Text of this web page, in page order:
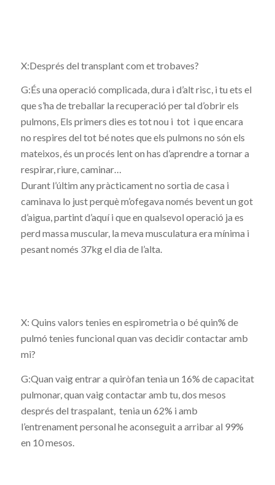
X:Després del transplant com et trobaves?
G:És una operació complicada, dura i d’alt risc, i tu ets el
que s’ha de treballar la recuperació per tal d’obrir els
pulmons, Els primers dies es tot nou i tot i que encara
no respires del tot bé notes que els pulmons no són els
mateixos, és un procés lent on has d’aprendre a tornar a
respirar, riure, caminar…
Durant l’últim any pràcticament no sortia de casa i
caminava lo just perquè m’ofegava només bevent un got
d’aigua, partint d’aquí i que en qualsevol operació ja es
perd massa muscular, la meva musculatura era mínima i
pesant només 37kg el dia de l’alta.
X: Quins valors tenies en espirometria o bé quin% de
pulmó tenies funcional quan vas decidir contactar amb
mi?
G:Quan vaig entrar a quiròfan tenia un 16% de capacitat
pulmonar, quan vaig contactar amb tu, dos mesos
després del traspalant, tenia un 62% i amb
l’entrenament personal he aconseguit a arribar al 99%
en 10 mesos.